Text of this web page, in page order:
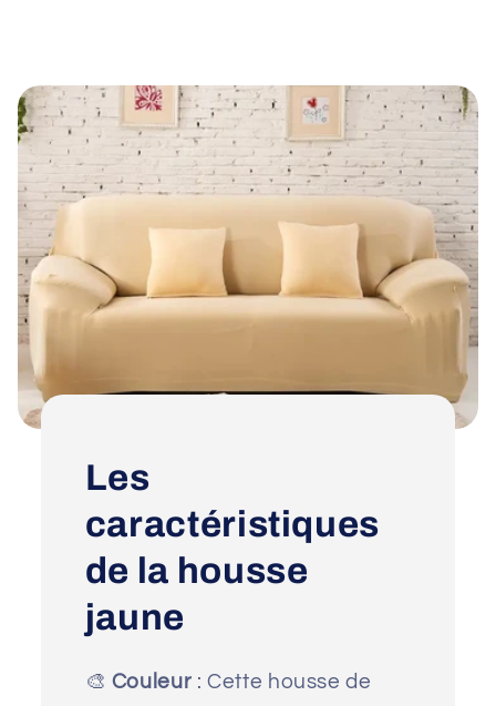
Les
caractéristiques
de la housse
jaune
🎨 Couleur : Cette housse de